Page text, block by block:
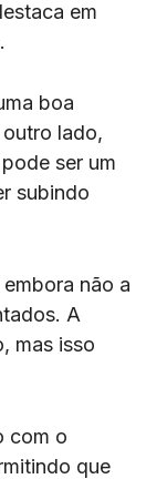
em
boa
lado,
ser um
subindo
não a
A
mas isso
com o
que